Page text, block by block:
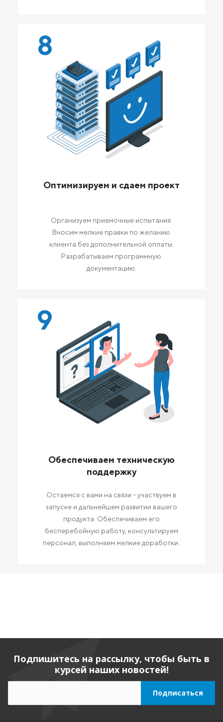
8
Оптимизируем и сдаем проект
Организуем приемочные испытания.
Вносим мелкие правки по желанию
клиента без дополнительной оплаты.
Разрабатываем программную
документацию.
9
Обеспечиваем техническую
поддержку
Остаемся с вами на связи - участвуем в
запуске и дальнейшем развитии вашего
продукта. Обеспечиваем его
бесперебойную работу, консультируем
персонал, выполняем мелкие доработки.
Подпишитесь на рассылку, чтобы быть в
курсей наших новостей!